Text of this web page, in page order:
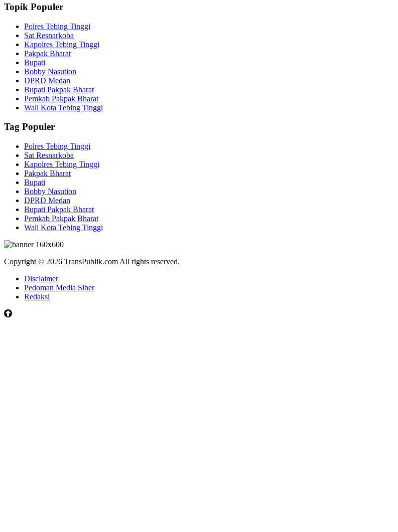
Topik Populer
Polres Tebing Tinggi
Sat Resnarkoba
Kapolres Tebing Tinggi
Pakpak Bharat
Bupati
Bobby Nasution
DPRD Medan
Bupati Pakpak Bharat
Pemkab Pakpak Bharat
Wali Kota Tebing Tinggi
Tag Populer
Polres Tebing Tinggi
Sat Resnarkoba
Kapolres Tebing Tinggi
Pakpak Bharat
Bupati
Bobby Nasution
DPRD Medan
Bupati Pakpak Bharat
Pemkab Pakpak Bharat
Wali Kota Tebing Tinggi
Copyright © 2026 TransPublik.com All rights reserved.
Disclaimer
Pedoman Media Siber
Redaksi